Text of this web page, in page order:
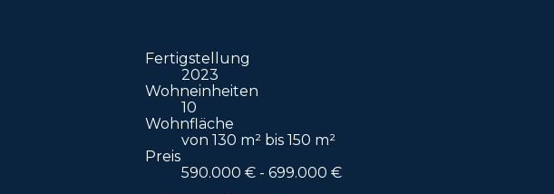
Fertigstellung
2023
Wohneinheiten
10
Wohnfläche
von 130 m² bis 150 m²
Preis
590.000 € - 699.000 €